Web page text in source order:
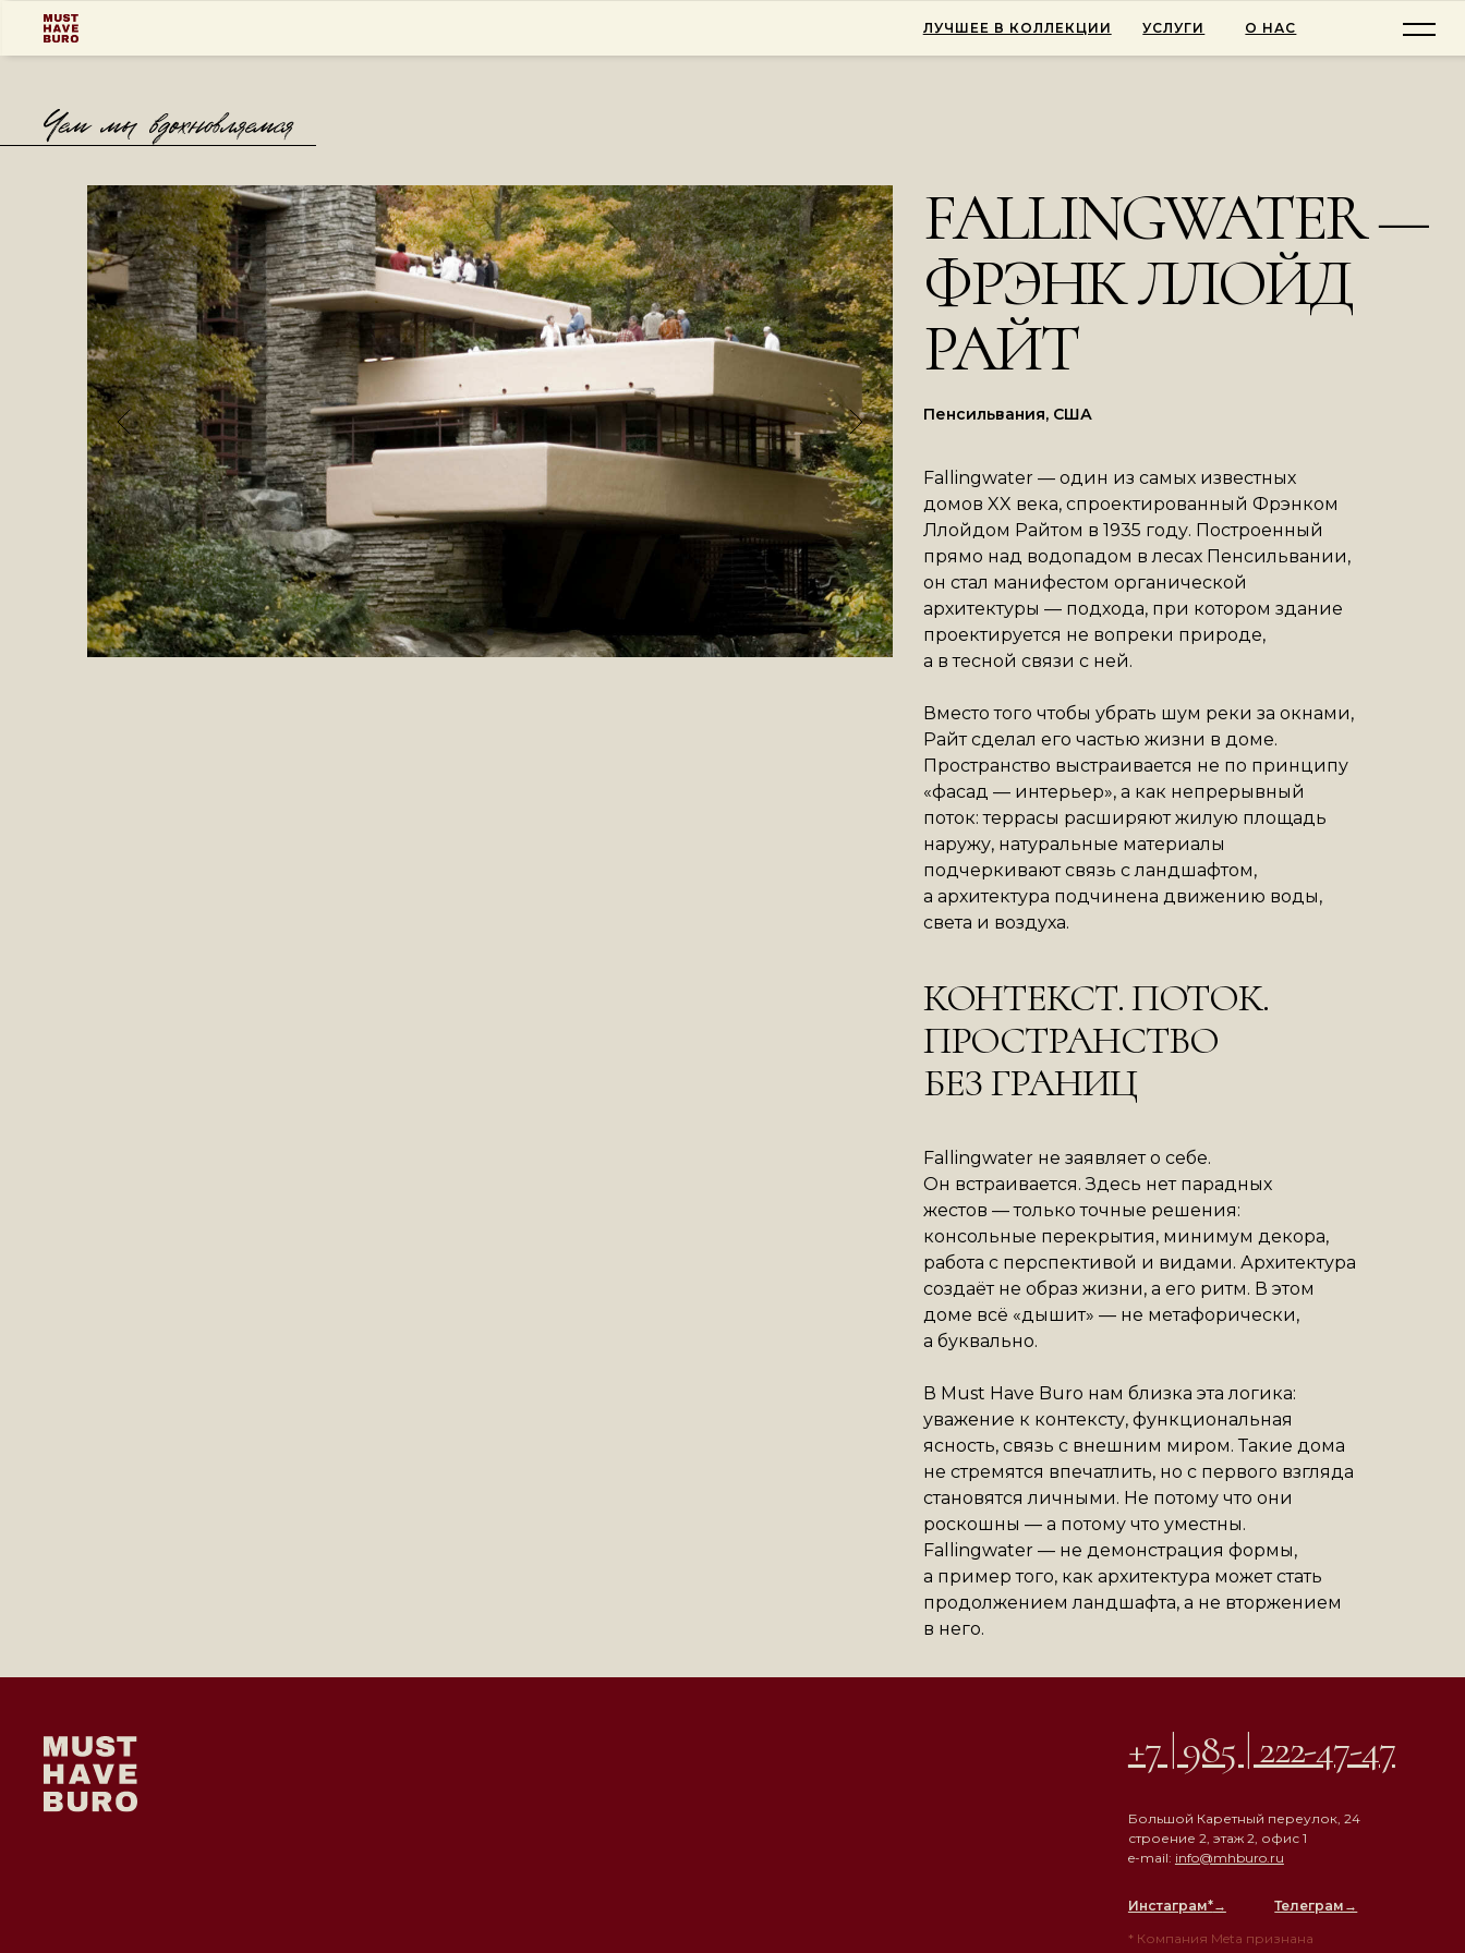
ЛУЧШЕЕ В КОЛЛЕКЦИИ УСЛУГИ О НАС
Fallingwater не заявляет о себе.
Он встраивается. Здесь нет парадных
жестов — только точные решения:
консольные перекрытия, минимум декора,
работа с перспективой и видами. Архитектура
создаёт не образ жизни, а его ритм. В этом
доме всё «дышит» — не метафорически,
а буквально.
В Must Have Buro нам близка эта логика:
уважение к контексту, функциональная
ясность, связь с внешним миром. Такие дома
не стремятся впечатлить, но с первого взгляда
становятся личными. Не потому что они
роскошны — а потому что уместны.
Fallingwater — не демонстрация формы,
а пример того, как архитектура может стать
продолжением ландшафта, а не вторжением
в него.
КОНТЕКСТ. ПОТОК.
ПРОСТРАНСТВО
БЕЗ ГРАНИЦ
Fallingwater — один из самых известных
домов XX века, спроектированный Фрэнком
Ллойдом Райтом в 1935 году. Построенный
прямо над водопадом в лесах Пенсильвании,
он стал манифестом органической
архитектуры — подхода, при котором здание
проектируется не вопреки природе,
а в тесной связи с ней.
Вместо того чтобы убрать шум реки за окнами,
Райт сделал его частью жизни в доме.
Пространство выстраивается не по принципу
«фасад — интерьер», а как непрерывный
поток: террасы расширяют жилую площадь
наружу, натуральные материалы
подчеркивают связь с ландшафтом,
а архитектура подчинена движению воды,
света и воздуха.
FALLINGWATER —
ФРЭНК ЛЛОЙД
РАЙТ
Пенсильвания, США
Телеграм→
Инстаграм*→
+7 | 985 | 222-47-47
* Компания Meta признана
Большой Каретный переулок, 24
строение 2, этаж 2, офис 1
e-mail: info@mhburo.ru